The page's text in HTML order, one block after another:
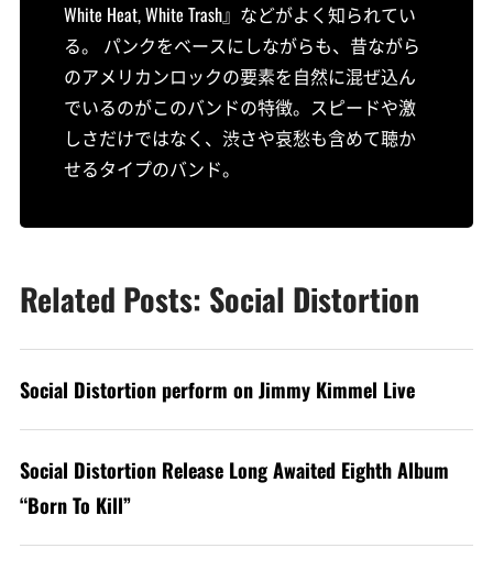
White Heat, White Trash』などがよく知られてい
る。 パンクをベースにしながらも、昔ながら
のアメリカンロックの要素を自然に混ぜ込ん
でいるのがこのバンドの特徴。スピードや激
しさだけではなく、渋さや哀愁も含めて聴か
せるタイプのバンド。
Related Posts: Social Distortion
Social Distortion perform on Jimmy Kimmel Live
Social Distortion Release Long Awaited Eighth Album
“Born To Kill”